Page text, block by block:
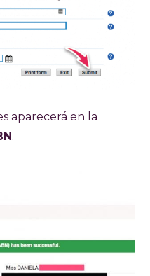
aparecerá en la
.